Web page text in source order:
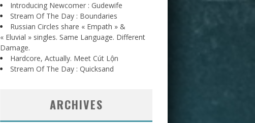
Introducing Newcomer : Gudewife
Stream Of The Day : Boundaries
Russian Circles share « Empath » &
« Eluvial » singles. Same Language. Different
Damage.
Hardcore, Actually. Meet Cút Lộn
Stream Of The Day : Quicksand
ARCHIVES